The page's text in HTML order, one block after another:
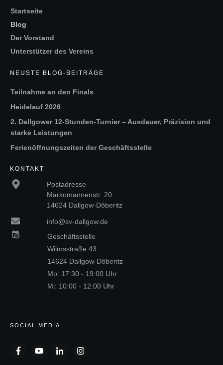
Startseite
Blog
Der Vorstand
Unterstützer des Vereins
NEUSTE BLOG-BEITRÄGE
Teilnahme an den Finals
Heidelauf 2026
2. Dallgower 12-Stunden-Turnier – Ausdauer, Präzision und
starke Leistungen
Ferienöffnungszeiten der Geschäftsstelle
KONTAKT
Postadresse
Markomannenstr. 20
14624 Dallgow-Döberitz
info@sv-dallgow.de
Geschäftsstelle
Wilmsstraße 43
14624 Dallgow-Döberitz
Mo: 17:30 - 19:00 Uhr
Mi: 10:00 - 12:00 Uhr
SOCIAL MEDIA